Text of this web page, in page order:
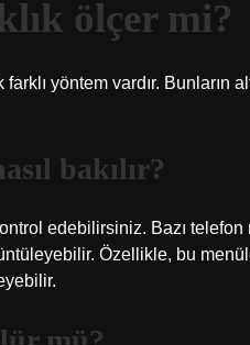
ölçer mi?
farklı yöntem vardır. Bunların
bakılır?
edebilirsiniz. Bazı
Özellikle, bu